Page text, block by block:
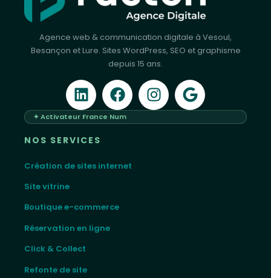
Agence web & communication digitale à Vesoul,
Besançon et Lure. Sites WordPress, SEO et graphisme
depuis 15 ans.
✦ Activateur France Num
NOS SERVICES
Création de sites internet
Site vitrine
Boutique e-commerce
Réservation en ligne
Click & Collect
Refonte de site